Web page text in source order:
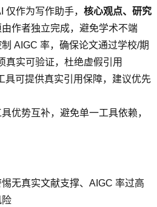
仅作为写作助手， 核心观点、研究
作者独立完成，避免学术不端
制 AIGC 率，确保论文通过学校/期
真实可验证，杜绝虚假引用
具可提供真实引用保障，建议优先
优势互补，避免单一工具依赖，
惕无真实文献支撑、AIGC 率过高
险